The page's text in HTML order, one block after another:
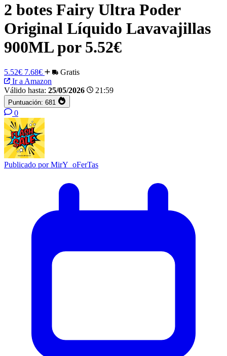
2 botes Fairy Ultra Poder
Original Líquido Lavavajillas
900ML por 5.52€
5.52€ 7.68€
Gratis
Ir a Amazon
Válido hasta: 25/05/2026 21:59
Puntuación: 681
0
Publicado porMirY_oFerTas